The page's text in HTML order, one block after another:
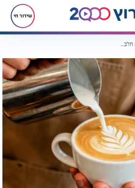
שידור חי
שותים קפה עם חלב? הנתון הזה עשוי להפתיע אתכם